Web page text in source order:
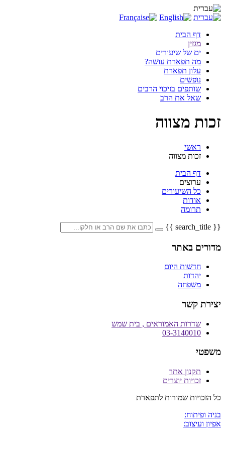
דף הבית
מגזין
ים של שיעורים
מה תפארת עושה?
עלון תפארת
נופשים
שותפים בזיכוי הרבים
שאל את הרב
זכות מצווה
ראשי
זכות מצווה
דף הבית
ערוצים
כל השיעורים
אודות
תרומה
{{ search_title }}
מדורים באתר
חדשות היום
יהדות
משפחה
יצירת קשר
שדרות האמוראים , בית שמש
03-3140010
משפטי
תקנון אתר
זכויות יוצרים
כל הזכויות שמורות לתפארת
בניה ופיתוח:
אפיון ועיצוב: